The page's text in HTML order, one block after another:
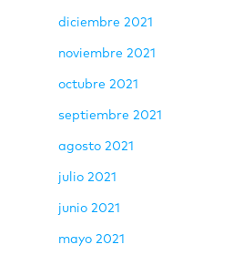
diciembre 2021
noviembre 2021
octubre 2021
septiembre 2021
agosto 2021
julio 2021
junio 2021
mayo 2021